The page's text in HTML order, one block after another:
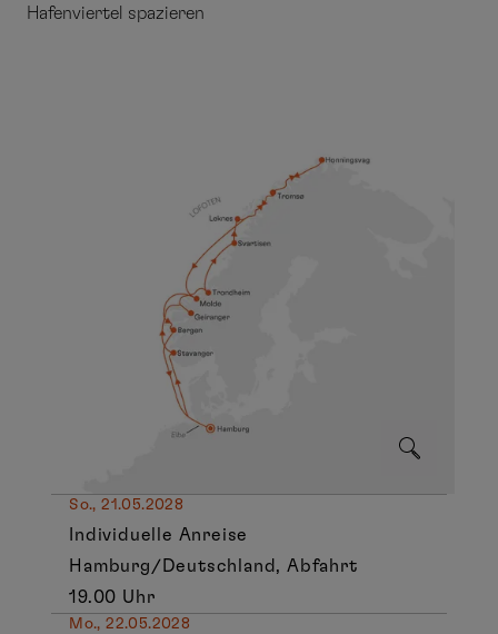
Hafenviertel spazieren
So., 21.05.2028
Individuelle Anreise
Hamburg/Deutschland, Abfahrt
19.00 Uhr
Mo., 22.05.2028